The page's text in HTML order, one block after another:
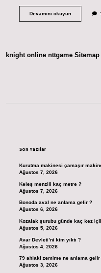
Devamını okuyunTankutay
knight online nttgame Sitemap
Son Yazılar
Kurutma makinesi çamaşır
Ağustos 7, 2026
Keleş menzili kaç metre ?
Ağustos 7, 2026
Bonoda aval ne anlama gelir ?
Ağustos 6, 2026
Kozalak şurubu günde kaç kez
Ağustos 5, 2026
Avar Devleti’ni kim yıktı ?
Ağustos 4, 2026
79 ahlaki zemime ne anlama gelir
Ağustos 3, 2026